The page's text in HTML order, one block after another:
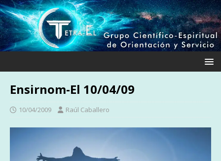
Ensirnom-El 10/04/09
10/04/2009 Raúl Caballero